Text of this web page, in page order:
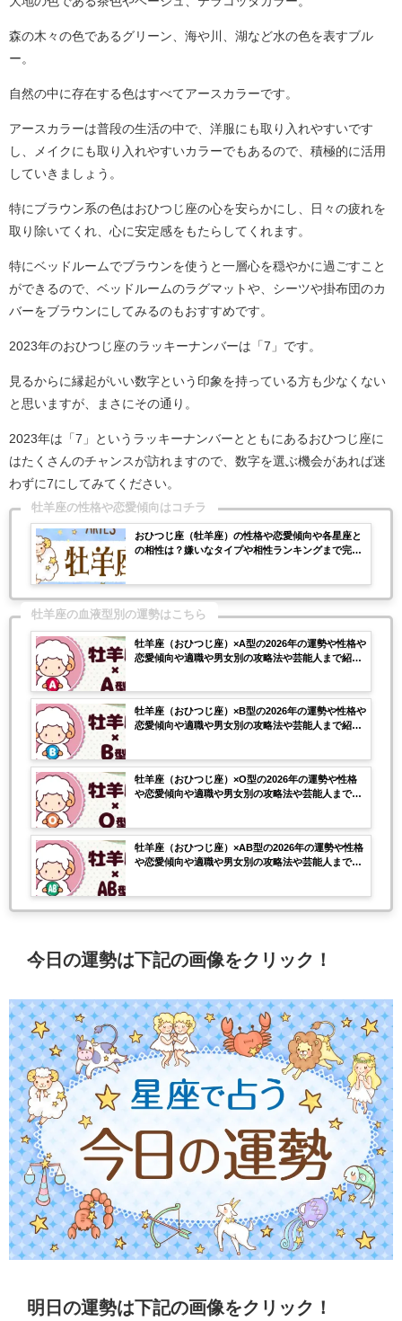
森の木々の色であるグリーン、海や川、湖など水の色を表すブル
ー。
自然の中に存在する色はすべてアースカラーです。
アースカラーは普段の生活の中で、洋服にも取り入れやすいです
し、メイクにも取り入れやすいカラーでもあるので、積極的に活用
していきましょう。
特にブラウン系の色はおひつじ座の心を安らかにし、日々の疲れを
取り除いてくれ、心に安定感をもたらしてくれます。
特にベッドルームでブラウンを使うと一層心を穏やかに過ごすこと
ができるので、ベッドルームのラグマットや、シーツや掛布団のカ
バーをブラウンにしてみるのもおすすめです。
2023年のおひつじ座のラッキーナンバーは「7」です。
見るからに縁起がいい数字という印象を持っている方も少なくない
と思いますが、まさにその通り。
2023年は「7」というラッキーナンバーとともにあるおひつじ座に
はたくさんのチャンスが訪れますので、数字を選ぶ機会があれば迷
わずに7にしてみてください。
牡羊座の性格や恋愛傾向はコチラ
おひつじ座（牡羊座）の性格や恋愛傾向や各星座と
の相性は？嫌いなタイプや相性ランキングまで完全
牡羊座の血液型別の運勢はこちら
牡羊座（おひつじ座）×A型の2026年の運勢や性格や
恋愛傾向や適職や男女別の攻略法や芸能人まで紹
牡羊座（おひつじ座）×B型の2026年の運勢や性格や
恋愛傾向や適職や男女別の攻略法や芸能人まで紹
牡羊座（おひつじ座）×O型の2026年の運勢や性格
や恋愛傾向や適職や男女別の攻略法や芸能人まで紹
牡羊座（おひつじ座）×AB型の2026年の運勢や性格
や恋愛傾向や適職や男女別の攻略法や芸能人まで紹
今日の運勢は下記の画像をクリック！
明日の運勢は下記の画像をクリック！